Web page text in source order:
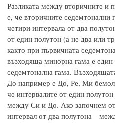
Разликата между вторичните и
е, че вторичните седемтонални
четири интервала от два
от един полутон (а не два или
както при първичната
възходяща минорна гама е един
седемтонална гама.
До например е До, Ре, Ми
че интервалите от един
между Си и До. Ако започнем
интервал от два полутона –